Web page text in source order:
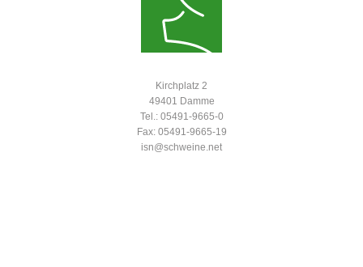
Kirchplatz 2
49401 Damme
Tel.: 05491-9665-0
Fax: 05491-9665-19
isn@schweine.net